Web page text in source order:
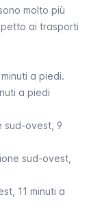
molto più
ai trasporti
a piedi.
a piedi
sud-ovest, 9
sud-ovest,
11 minuti a